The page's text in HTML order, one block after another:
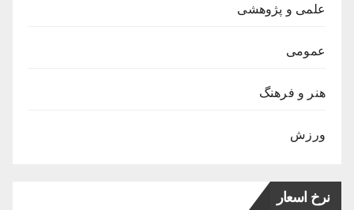
علمی و پژوهشی
عمومی
هنر و فرهنگ
ورزش
نرخ اسعار